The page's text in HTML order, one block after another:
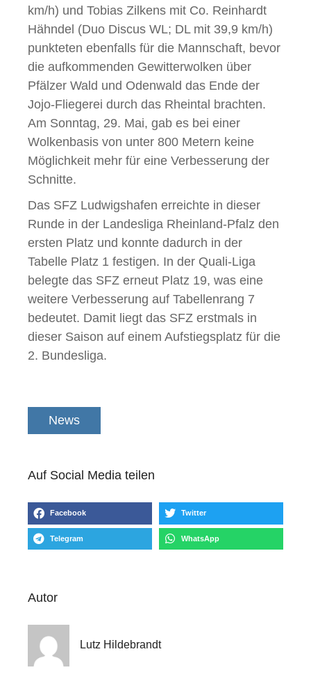
km/h) und Tobias Zilkens mit Co. Reinhardt
Hähndel (Duo Discus WL; DL mit 39,9 km/h)
punkteten ebenfalls für die Mannschaft, bevor
die aufkommenden Gewitterwolken über
Pfälzer Wald und Odenwald das Ende der
Jojo-Fliegerei durch das Rheintal brachten.
Am Sonntag, 29. Mai, gab es bei einer
Wolkenbasis von unter 800 Metern keine
Möglichkeit mehr für eine Verbesserung der
Schnitte.
Das SFZ Ludwigshafen erreichte in dieser
Runde in der Landesliga Rheinland-Pfalz den
ersten Platz und konnte dadurch in der
Tabelle Platz 1 festigen. In der Quali-Liga
belegte das SFZ erneut Platz 19, was eine
weitere Verbesserung auf Tabellenrang 7
bedeutet. Damit liegt das SFZ erstmals in
dieser Saison auf einem Aufstiegsplatz für die
2. Bundesliga.
News
Auf Social Media teilen
Facebook Twitter
Telegram WhatsApp
Autor
Lutz Hildebrandt